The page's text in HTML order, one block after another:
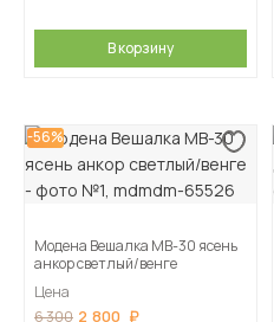
В корзину
-56%
Модена Вешалка МВ-30 ясень
анкор светлый/венге
Цена
6 300 2 800